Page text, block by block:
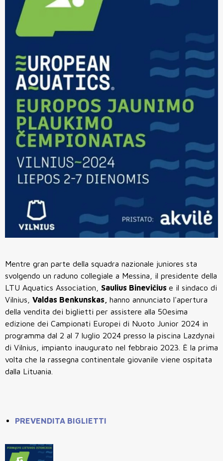
Mentre gran parte della squadra nazionale juniores sta
svolgendo un raduno collegiale a Messina, il presidente della
LTU Aquatics Association, Saulius Binevičius e il sindaco di
Vilnius, Valdas Benkunskas, hanno annunciato l'apertura
della vendita dei biglietti per assistere alla 50esima
edizione dei Campionati Europei di Nuoto Junior 2024 in
programma dal 2 al 7 luglio 2024 presso la piscina Lazdynai
di Vilnius, impianto inaugurato nel febbraio 2023. È la prima
volta che la rassegna continentale giovanile viene ospitata
dalla Lituania.
PREVENDITA BIGLIETTI